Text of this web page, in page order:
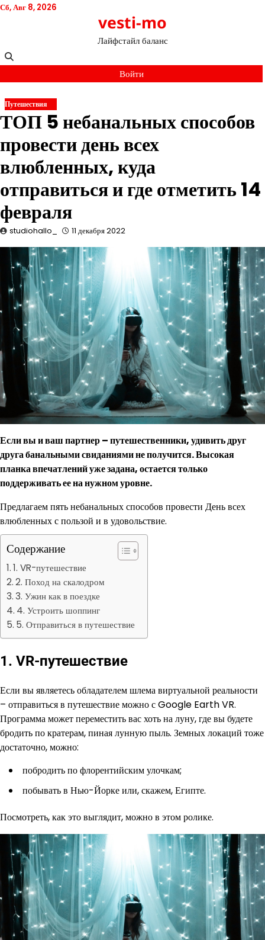
Перейти
Сб, Авг 8, 2026
vesti-mo
Лайфстайл баланс
Войти
Путешествия
ТОП 5 небанальных способов
провести день всех
влюбленных, куда
отправиться и где отметить 14
февраля
studiohallo_ 11 декабря 2022
Если вы и ваш партнер – путешественники, удивить друг
друга банальными свиданиями не получится. Высокая
планка впечатлений уже задана, остается только
поддерживать ее на нужном уровне.
Предлагаем пять небанальных способов провести День всех
влюбленных с пользой и в удовольствие.
Содержание
1. VR-путешествие
2. Поход на скалодром
3. Ужин как в поездке
4. Устроить шоппинг
5. Отправиться в путешествие
1. VR-путешествие
Если вы являетесь обладателем шлема виртуальной реальности
– отправиться в путешествие можно с Google Earth VR.
Программа может переместить вас хоть на луну, где вы будете
бродить по кратерам, пиная лунную пыль. Земных локаций тоже
достаточно, можно:
побродить по флорентийским улочкам;
побывать в Нью-Йорке или, скажем, Египте.
Посмотреть, как это выглядит, можно в этом ролике.